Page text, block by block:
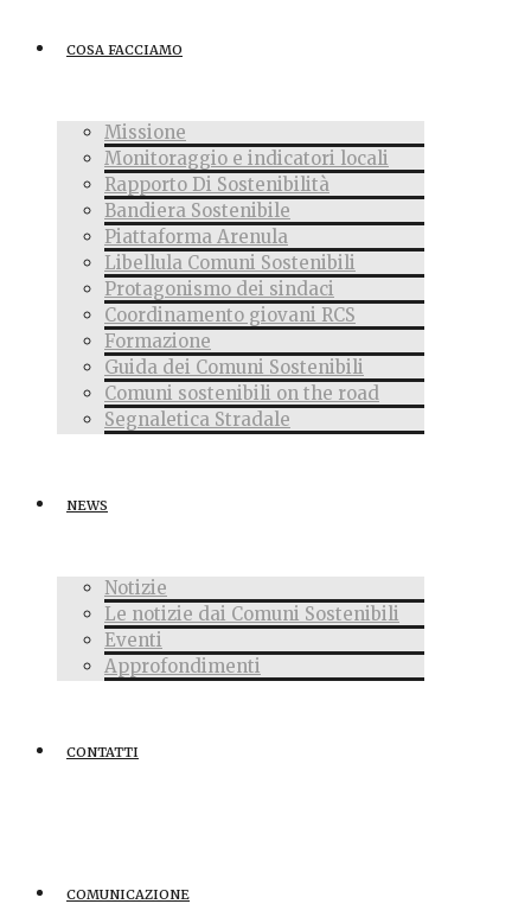
COSA FACCIAMO
Missione
Monitoraggio e indicatori locali
Rapporto Di Sostenibilità
Bandiera Sostenibile
Piattaforma Arenula
Libellula Comuni Sostenibili
Protagonismo dei sindaci
Coordinamento giovani RCS
Formazione
Guida dei Comuni Sostenibili
Comuni sostenibili on the road
Segnaletica Stradale
NEWS
Notizie
Le notizie dai Comuni Sostenibili
Eventi
Approfondimenti
CONTATTI
COMUNICAZIONE